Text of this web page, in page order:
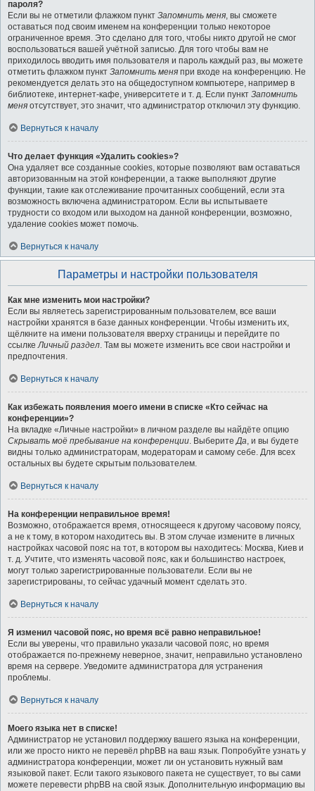
пароля?
Если вы не отметили флажком пункт Запомнить меня, вы сможете
оставаться под своим именем на конференции только некоторое
ограниченное время. Это сделано для того, чтобы никто другой не смог
воспользоваться вашей учётной записью. Для того чтобы вам не
приходилось вводить имя пользователя и пароль каждый раз, вы можете
отметить флажком пункт Запомнить меня при входе на конференцию. Не
рекомендуется делать это на общедоступном компьютере, например в
библиотеке, интернет-кафе, университете и т. д. Если пункт Запомнить
меня отсутствует, это значит, что администратор отключил эту функцию.
Вернуться к началу
Что делает функция «Удалить cookies»?
Она удаляет все созданные cookies, которые позволяют вам оставаться
авторизованным на этой конференции, а также выполняют другие
функции, такие как отслеживание прочитанных сообщений, если эта
возможность включена администратором. Если вы испытываете
трудности со входом или выходом на данной конференции, возможно,
удаление cookies может помочь.
Вернуться к началу
Параметры и настройки пользователя
Как мне изменить мои настройки?
Если вы являетесь зарегистрированным пользователем, все ваши
настройки хранятся в базе данных конференции. Чтобы изменить их,
щёлкните на имени пользователя вверху страницы и перейдите по
ссылкеЛичный раздел. Там вы можете изменить все свои настройки и
предпочтения.
Вернуться к началу
Как избежать появления моего имени в списке «Кто сейчас на
конференции»?
На вкладке «Личные настройки» в личном разделе вы найдёте опцию
Скрывать моё пребывание на конференции. ВыберитеДа, и вы будете
видны только администраторам, модераторам и самому себе. Для всех
остальных вы будете скрытым пользователем.
Вернуться к началу
На конференции неправильное время!
Возможно, отображается время, относящееся к другому часовому поясу,
а не к тому, в котором находитесь вы. В этом случае измените в личных
настройках часовой пояс на тот, в котором вы находитесь: Москва, Киев и
т. д. Учтите, что изменять часовой пояс, как и большинство настроек,
могут только зарегистрированные пользователи. Если вы не
зарегистрированы, то сейчас удачный момент сделать это.
Вернуться к началу
Я изменил часовой пояс, но время всё равно неправильное!
Если вы уверены, что правильно указали часовой пояс, но время
отображается по-прежнему неверное, значит, неправильно установлено
время на сервере. Уведомите администратора для устранения
проблемы.
Вернуться к началу
Моего языка нет в списке!
Администратор не установил поддержку вашего языка на конференции,
или же просто никто не перевёл phpBB на ваш язык. Попробуйте узнать у
администратора конференции, может ли он установить нужный вам
языковой пакет. Если такого языкового пакета не существует, то вы сами
можете перевести phpBB на свой язык. Дополнительную информацию вы